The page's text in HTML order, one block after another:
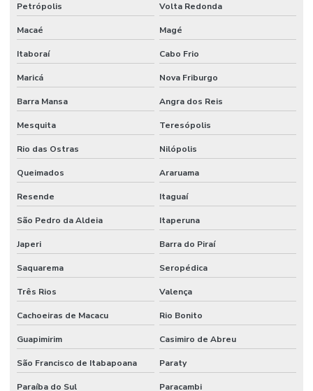
Petrópolis Volta Redonda
Macaé Magé
Itaboraí Cabo Frio
Maricá Nova Friburgo
Barra Mansa Angra dos Reis
Mesquita Teresópolis
Rio das Ostras Nilópolis
Queimados Araruama
Resende Itaguaí
São Pedro da Aldeia Itaperuna
Japeri Barra do Piraí
Saquarema Seropédica
Três Rios Valença
Cachoeiras de Macacu Rio Bonito
Guapimirim Casimiro de Abreu
São Francisco de Itabapoana Paraty
Paraíba do Sul Paracambi